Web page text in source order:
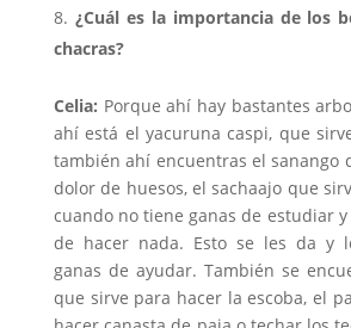
¿Cuál es la importancia de los
chacras?
Celia: Porque ahí hay bastantes
ahí está el yacuruna caspi, que
también ahí encuentras el sanango
dolor de huesos, el sachaajo que
cuando no tiene ganas de estudiar
de hacer nada. Esto se les da y
ganas de ayudar. También se
que sirve para hacer la escoba, el